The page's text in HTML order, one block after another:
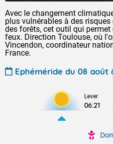
Avec le changement
plus vulnérables à des
des forêts, cet outil qui
feux. Direction Toulouse, où
Vincendon, coordinateur
France.
Ephéméride du 08 août
Lever
06:21